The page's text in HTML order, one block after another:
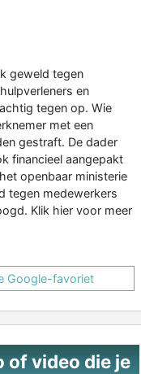
geweld tegen
en
tegen op. Wie
met een
gestraft. De dader
financieel aangepakt
openbaar ministerie
tegen medewerkers
Klik hier voor meer
Google-favoriet
of video die je